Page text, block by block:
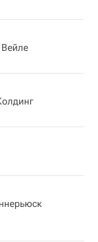
Вейле